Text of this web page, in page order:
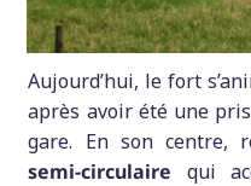
Aujourd’hui, le fort
après avoir été une
gare. En son centre,
semi-circulaire qui